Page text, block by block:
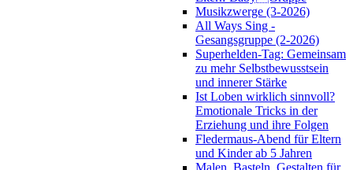
Musikzwerge (3-2026)
All Ways Sing -
Gesangsgruppe (2-2026)
Superhelden-Tag: Gemeinsam
zu mehr Selbstbewusstsein
und innerer Stärke
Ist Loben wirklich sinnvoll?
Emotionale Tricks in der
Erziehung und ihre Folgen
Fledermaus-Abend für Eltern
und Kinder ab 5 Jahren
Malen, Basteln, Gestalten für